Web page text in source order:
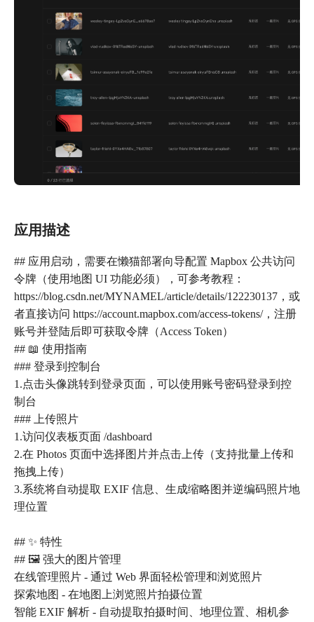
应用描述
## 应用启动，需要在懒猫部署向导配置 Mapbox 公共访问
令牌（使用地图 UI 功能必须），可参考教程：
https://blog.csdn.net/MYNAMEL/article/details/122230137，或
者直接访问 https://account.mapbox.com/access-tokens/，注册
账号并登陆后即可获取令牌（Access Token）
## 📖 使用指南
### 登录到控制台
1.点击头像跳转到登录页面，可以使用账号密码登录到控
制台
### 上传照片
1.访问仪表板页面 /dashboard
2.在 Photos 页面中选择图片并点击上传（支持批量上传和
拖拽上传）
3.系统将自动提取 EXIF 信息、生成缩略图并逆编码照片地
理位置
## ✨ 特性
## 🖼️ 强大的图片管理
在线管理照片 - 通过 Web 界面轻松管理和浏览照片
探索地图 - 在地图上浏览照片拍摄位置
智能 EXIF 解析 - 自动提取拍摄时间、地理位置、相机参